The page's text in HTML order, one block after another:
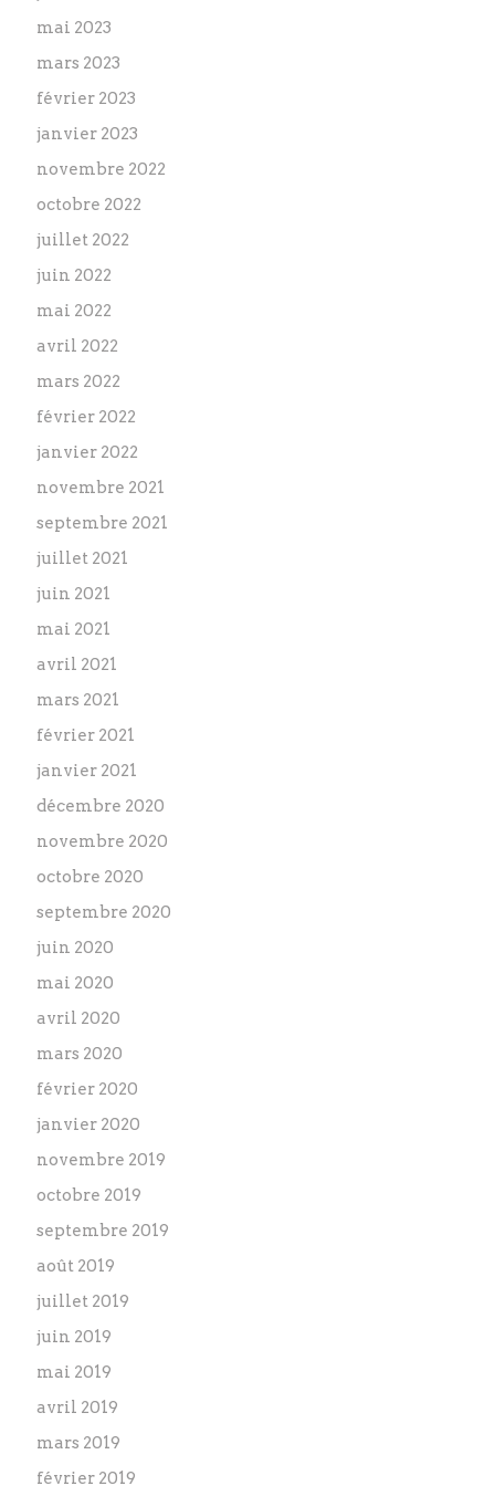
mai 2023
mars 2023
février 2023
janvier 2023
novembre 2022
octobre 2022
juillet 2022
juin 2022
mai 2022
avril 2022
mars 2022
février 2022
janvier 2022
novembre 2021
septembre 2021
juillet 2021
juin 2021
mai 2021
avril 2021
mars 2021
février 2021
janvier 2021
décembre 2020
novembre 2020
octobre 2020
septembre 2020
juin 2020
mai 2020
avril 2020
mars 2020
février 2020
janvier 2020
novembre 2019
octobre 2019
septembre 2019
août 2019
juillet 2019
juin 2019
mai 2019
avril 2019
mars 2019
février 2019